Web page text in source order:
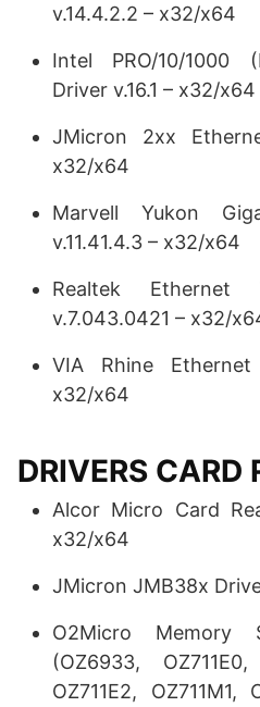
v.14.4.2.2 – x32/x64
Intel PRO/10/1000
Driver v.16.1 – x32/x64
JMicron 2xx
x32/x64
Marvell Yukon
v.11.41.4.3 – x32/x64
Realtek
v.7.043.0421 – x32/
VIA Rhine Ethernet
x32/x64
DRIVERS CARD
Alcor Micro Card
x32/x64
JMicron JMB38x
O2Micro Memory
(OZ6933, OZ711E0,
OZ711E2, OZ711M1,